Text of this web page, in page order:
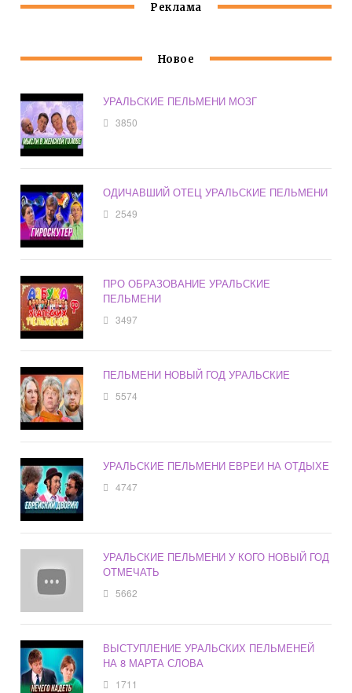
Реклама
Новое
УРАЛЬСКИЕ ПЕЛЬМЕНИ МОЗГ
3850
ОДИЧАВШИЙ ОТЕЦ УРАЛЬСКИЕ ПЕЛЬМЕНИ
2549
ПРО ОБРАЗОВАНИЕ УРАЛЬСКИЕ
ПЕЛЬМЕНИ
3497
ПЕЛЬМЕНИ НОВЫЙ ГОД УРАЛЬСКИЕ
5574
УРАЛЬСКИЕ ПЕЛЬМЕНИ ЕВРЕИ НА ОТДЫХЕ
4747
УРАЛЬСКИЕ ПЕЛЬМЕНИ У КОГО НОВЫЙ ГОД
ОТМЕЧАТЬ
5662
ВЫСТУПЛЕНИЕ УРАЛЬСКИХ ПЕЛЬМЕНЕЙ
НА 8 МАРТА СЛОВА
1711